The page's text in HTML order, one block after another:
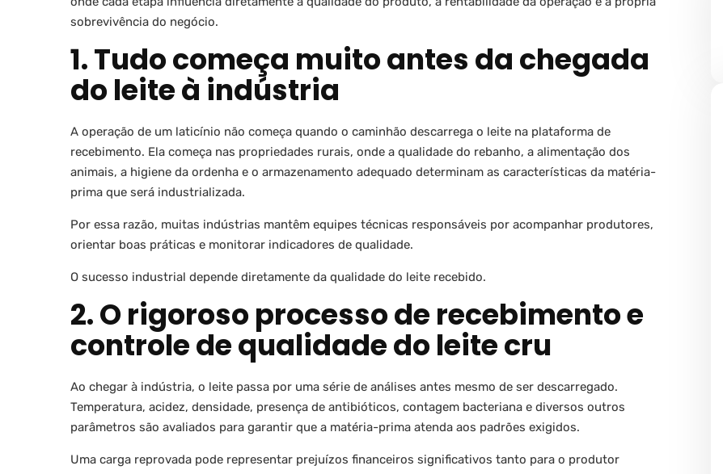
sobrevivência do negócio.
1. Tudo começa muito antes da chegada
do leite à indústria
A operação de um laticínio não começa quando o caminhão descarrega o leite na plataforma de
recebimento. Ela começa nas propriedades rurais, onde a qualidade do rebanho, a alimentação dos
animais, a higiene da ordenha e o armazenamento adequado determinam as características da matéria-
prima que será industrializada.
Por essa razão, muitas indústrias mantêm equipes técnicas responsáveis por acompanhar produtores,
orientar boas práticas e monitorar indicadores de qualidade.
O sucesso industrial depende diretamente da qualidade do leite recebido.
2. O rigoroso processo de recebimento e
controle de qualidade do leite cru
Ao chegar à indústria, o leite passa por uma série de análises antes mesmo de ser descarregado.
Temperatura, acidez, densidade, presença de antibióticos, contagem bacteriana e diversos outros
parâmetros são avaliados para garantir que a matéria-prima atenda aos padrões exigidos.
Uma carga reprovada pode representar prejuízos financeiros significativos tanto para o produtor